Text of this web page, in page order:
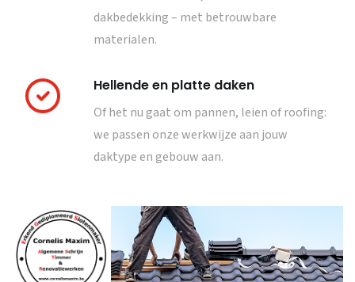
dakbedekking – met betrouwbare
materialen.
Hellende en platte daken
Of het nu gaat om pannen, leien of roofing:
we passen onze werkwijze aan jouw
daktype en gebouw aan.